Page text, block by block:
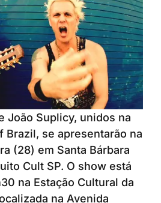
João Suplicy, unidos na
Brazil, se apresentarão na
(28) em Santa Bárbara
Cult SP. O show está
na Estação Cultural da
na Avenida